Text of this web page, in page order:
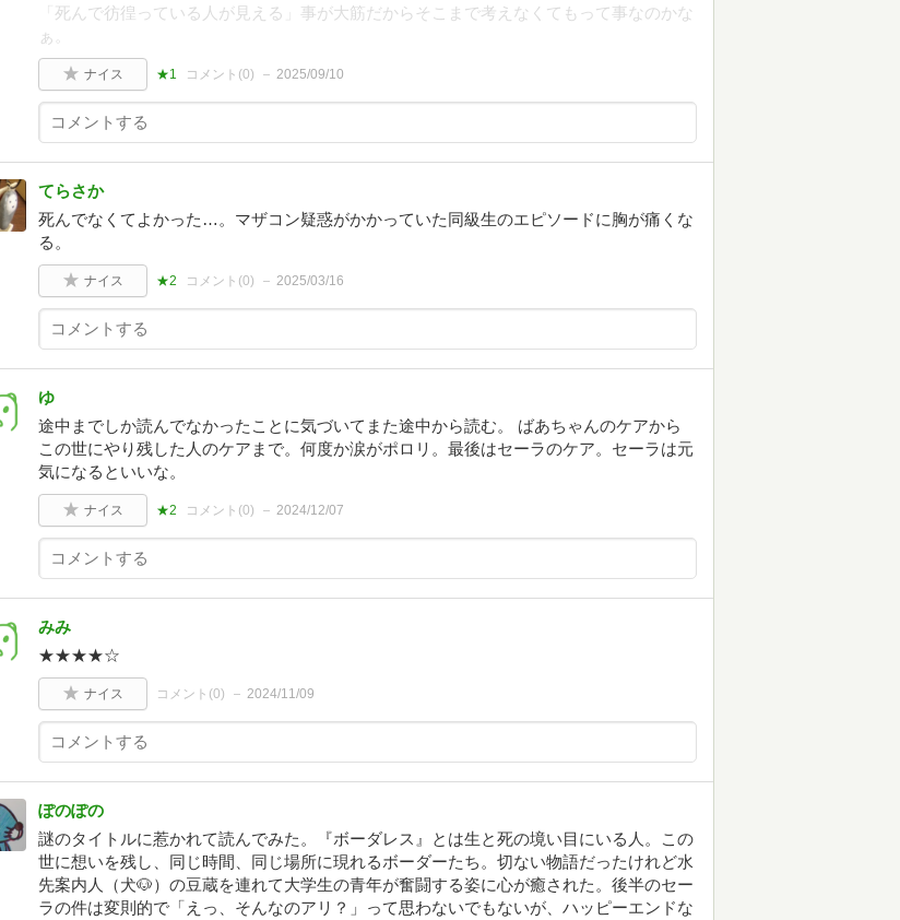
「死んで彷徨っている人が見える」事が大筋だからそこまで考えなくてもって事なのかな
ぁ。
ナイス ★1 コメント(0) 2025/09/10
てらさか
死んでなくてよかった…。マザコン疑惑がかかっていた同級生のエピソードに胸が痛くな
る。
ナイス ★2 コメント(0) 2025/03/16
ゆ
途中までしか読んでなかったことに気づいてまた途中から読む。 ばあちゃんのケアから
この世にやり残した人のケアまで。何度か涙がポロリ。最後はセーラのケア。セーラは元
気になるといいな。
ナイス ★2 コメント(0) 2024/12/07
みみ
★★★★☆
ナイス コメント(0) 2024/11/09
ぽのぽの
謎のタイトルに惹かれて読んでみた。『ボーダレス』とは生と死の境い目にいる人。この
世に想いを残し、同じ時間、同じ場所に現れるボーダーたち。切ない物語だったけれど水
先案内人（犬🐶）の豆蔵を連れて大学生の青年が奮闘する姿に心が癒された。後半のセー
ラの件は変則的で「えっ、そんなのアリ？」って思わないでもないが、ハッピーエンドな